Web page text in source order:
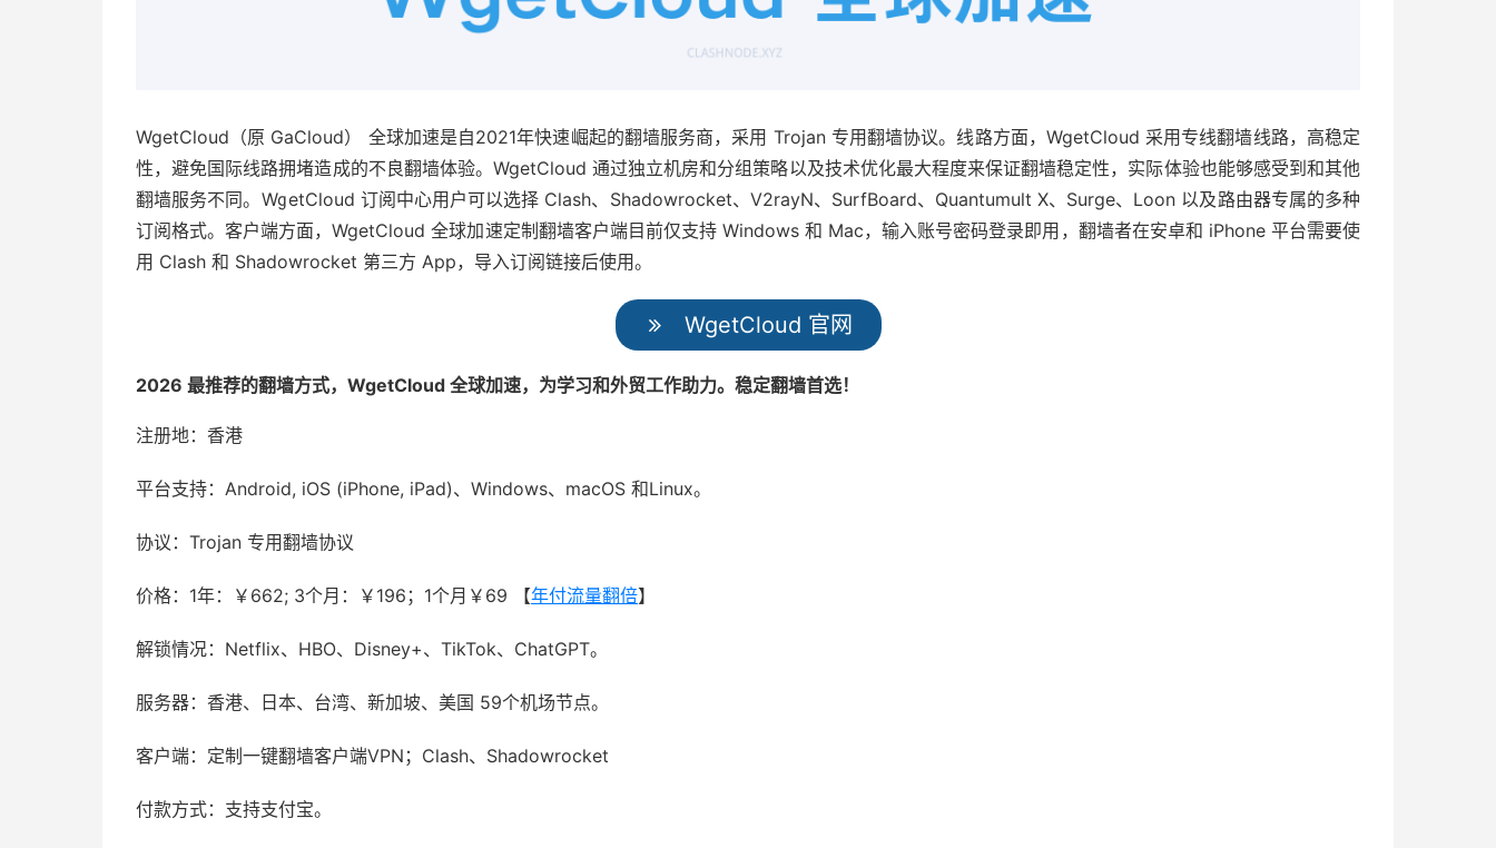
WgetCloud（原 GaCloud） 全球加速是自2021年快速崛起的翻墙服务商，采用 Trojan 专用翻墙协议。线路方面，WgetCloud 采用专线翻墙线路，高稳定
性，避免国际线路拥堵造成的不良翻墙体验。WgetCloud 通过独立机房和分组策略以及技术优化最大程度来保证翻墙稳定性，实际体验也能够感受到和其他
翻墙服务不同。WgetCloud 订阅中心用户可以选择 Clash、Shadowrocket、V2rayN、SurfBoard、Quantumult X、Surge、Loon 以及路由器专属的多种
订阅格式。客户端方面，WgetCloud 全球加速定制翻墙客户端目前仅支持 Windows 和 Mac，输入账号密码登录即用，翻墙者在安卓和 iPhone 平台需要使
用 Clash 和 Shadowrocket 第三方 App，导入订阅链接后使用。
WgetCloud 官网
2026 最推荐的翻墙方式，WgetCloud 全球加速，为学习和外贸工作助力。稳定翻墙首选！
注册地：香港
平台支持：Android, iOS (iPhone, iPad)、Windows、macOS 和Linux。
协议：Trojan 专用翻墙协议
价格：1年：￥662; 3个月：￥196；1个月￥69 【年付流量翻倍】
解锁情况：Netflix、HBO、Disney+、TikTok、ChatGPT。
服务器：香港、日本、台湾、新加坡、美国 59个机场节点。
客户端：定制一键翻墙客户端VPN；Clash、Shadowrocket
付款方式：支持支付宝。